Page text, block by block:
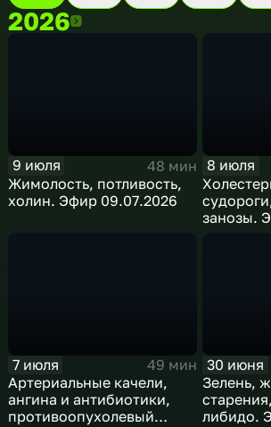
20262026
9 июля
48 мин
Жимолость, потливость,
холин. Эфир 09.07.2026
8 июля
занозы.
7 июля
49 мин
Артериальные качели,
ангина и антибиотики,
противоопухолевый
30 июня
Зелень,
либидо.